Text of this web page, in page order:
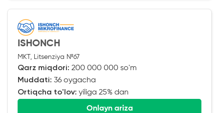
ISHONCH
MKT, Litsenziya №67
Qarz miqdori: 200 000 000 so'm
Muddati: 36 oygacha
Ortiqcha to'lov: yiliga 25% dan
Onlayn ariza